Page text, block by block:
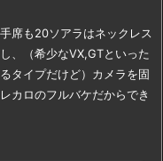
席も20ソアラはネックレス
、
（希少なVX,GTといった
タイプだけど） カメラを固
レカロのフルバケだからでき